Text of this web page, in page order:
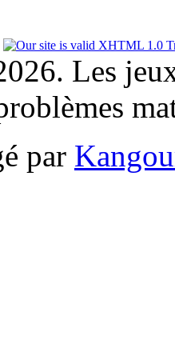
Les
par